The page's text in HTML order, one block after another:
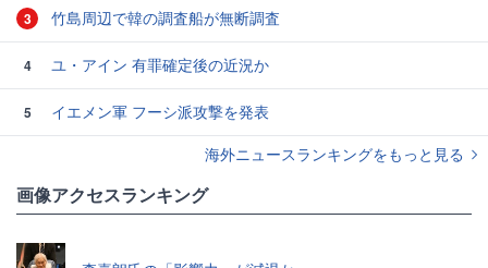
3 竹島周辺で韓の調査船が無断調査
4 ユ・アイン 有罪確定後の近況か
5
イエメン軍 フーシ派攻撃を発表
海外ニュースランキングをもっと見る
画像アクセスランキング